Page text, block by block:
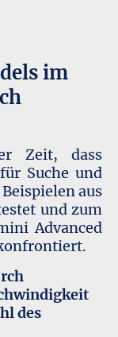
im
Zeit, dass
Suche und
aus
und zum
Advanced
des